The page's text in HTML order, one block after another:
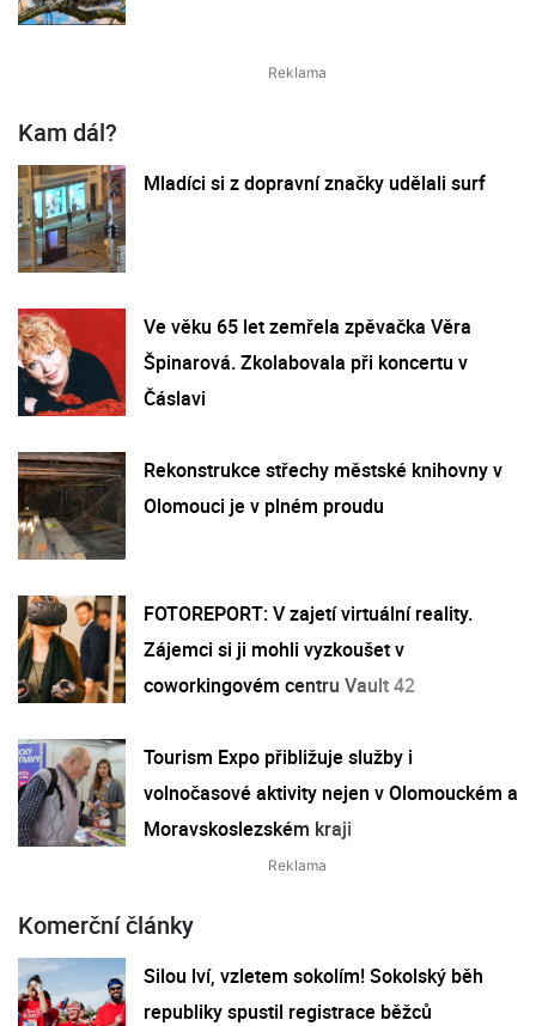
Kam dál?
Mladíci si z dopravní značky udělali surf
Ve věku 65 let zemřela zpěvačka Věra
Špinarová. Zkolabovala při koncertu v
Čáslavi
Rekonstrukce střechy městské knihovny v
Olomouci je v plném proudu
FOTOREPORT: V zajetí virtuální reality.
Zájemci si ji mohli vyzkoušet v
coworkingovém centru Vault 42
Tourism Expo přibližuje služby i
volnočasové aktivity nejen v Olomouckém a
Moravskoslezském kraji
Komerční články
Silou lví, vzletem sokolím! Sokolský běh
republiky spustil registrace běžců